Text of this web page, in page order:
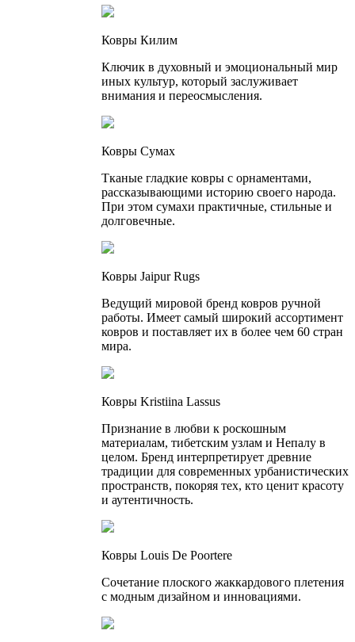
Ковры Килим
Ключик в духовный и эмоциональный мир
иных культур, который заслуживает
внимания и переосмысления.
Ковры Сумах
Тканые гладкие ковры с орнаментами,
рассказывающими историю своего народа.
При этом сумахи практичные, стильные и
долговечные.
Ковры Jaipur Rugs
Ведущий мировой бренд ковров ручной
работы. Имеет самый широкий ассортимент
ковров и поставляет их в более чем 60 стран
мира.
Ковры Kristiina Lassus
Признание в любви к роскошным
материалам, тибетским узлам и Непалу в
целом. Бренд интерпретирует древние
традиции для современных урбанистических
пространств, покоряя тех, кто ценит красоту
и аутентичность.
Ковры Louis De Poortere
Сочетание плоского жаккардового плетения
с модным дизайном и инновациями.